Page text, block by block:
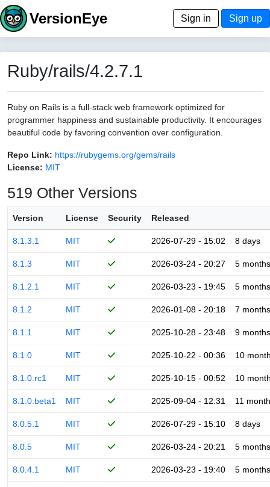
VersionEye Sign in Sign up
Ruby/rails/4.2.7.1
Ruby on Rails is a full-stack web framework optimized for
programmer happiness and sustainable productivity. It encourages
beautiful code by favoring convention over configuration.
Repo Link: https://rubygems.org/gems/rails
License: MIT
519 Other Versions
Version License Security Released
8.1.3.1 MIT 2026-07-29 - 15:02 8 days
8.1.3 MIT 2026-03-24 - 20:27 5 months
8.1.2.1 MIT 2026-03-23 - 19:45 5 months
8.1.2 MIT 2026-01-08 - 20:18 7 months
8.1.1 MIT 2025-10-28 - 23:48 9 months
8.1.0 MIT 2025-10-22 - 00:36 10
8.1.0.rc1 MIT 2025-10-15 - 00:52 10
8.1.0.beta1 MIT 2025-09-04 - 12:31 11
8.0.5.1 MIT 2026-07-29 - 15:10 8 days
8.0.5 MIT 2026-03-24 - 20:21 5 months
8.0.4.1 MIT 2026-03-23 - 19:40 5 months